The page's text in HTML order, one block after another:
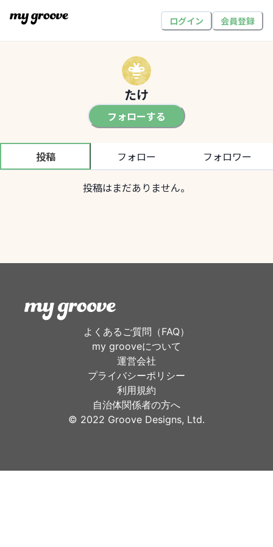
ログイン 会員登録
たけ
フォローする
投稿 フォロー フォロワー
投稿はまだありません。
よくあるご質問（FAQ）
my grooveについて
運営会社
プライバシーポリシー
利用規約
自治体関係者の方へ
©︎ 2022 Groove Designs, Ltd.